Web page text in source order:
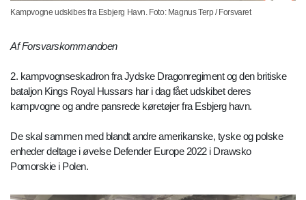
Kampvogne udskibes fra Esbjerg Havn. Foto: Magnus Terp / Forsvaret
Af Forsvarskommandoen
2. kampvognseskadron fra Jydske Dragonregiment og den britiske
bataljon Kings Royal Hussars har i dag fået udskibet deres
kampvogne og andre pansrede køretøjer fra Esbjerg havn.
De skal sammen med blandt andre amerikanske, tyske og polske
enheder deltage i øvelse Defender Europe 2022 i Drawsko
Pomorskie i Polen.